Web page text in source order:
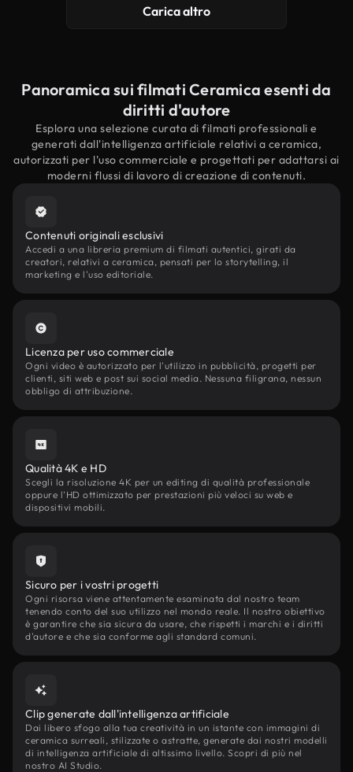
Carica altro
Panoramica sui filmati Ceramica esenti da
diritti d'autore
Esplora una selezione curata di filmati professionali e
generati dall'intelligenza artificiale relativi a ceramica,
autorizzati per l'uso commerciale e progettati per adattarsi ai
moderni flussi di lavoro di creazione di contenuti.
Contenuti originali esclusivi
Accedi a una libreria premium di filmati autentici, girati da
creatori, relativi a ceramica, pensati per lo storytelling, il
marketing e l'uso editoriale.
Licenza per uso commerciale
Ogni video è autorizzato per l'utilizzo in pubblicità, progetti per
clienti, siti web e post sui social media. Nessuna filigrana, nessun
obbligo di attribuzione.
Qualità 4K e HD
Scegli la risoluzione 4K per un editing di qualità professionale
oppure l'HD ottimizzato per prestazioni più veloci su web e
dispositivi mobili.
Sicuro per i vostri progetti
Ogni risorsa viene attentamente esaminata dal nostro team
tenendo conto del suo utilizzo nel mondo reale. Il nostro obiettivo
è garantire che sia sicura da usare, che rispetti i marchi e i diritti
d'autore e che sia conforme agli standard comuni.
Clip generate dall'intelligenza artificiale
Dai libero sfogo alla tua creatività in un istante con immagini di
ceramica surreali, stilizzate o astratte, generate dai nostri modelli
di intelligenza artificiale di altissimo livello. Scopri di più nel
nostro AI Studio.